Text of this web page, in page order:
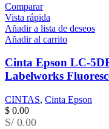
Comparar
Vista rápida
Añadir a lista de deseos
Añadir al carrito
Cinta Epson LC-
Labelworks
CINTAS, Cinta Epson
$ 0.00
S/ 0.00